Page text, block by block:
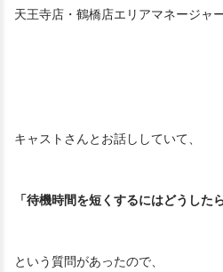
天王寺店・鶴橋店エリアマネージャ
キャストさんとお話ししていて、
「待機時間を短くするにはどうした
という質問があったので、